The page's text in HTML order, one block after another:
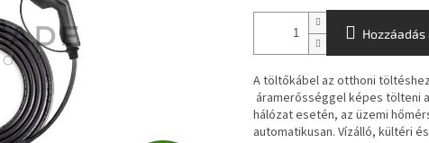
A töltőkábel az otthoni
áramerősséggel képes tölteni
hálózat esetén, az üzemi
automatikusan. Vízálló, kültéri